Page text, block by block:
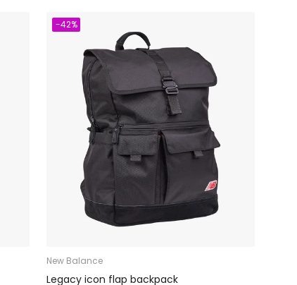
-42%
New Balance
Legacy icon flap backpack